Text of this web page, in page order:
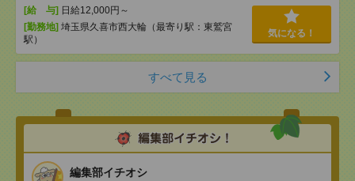
[給 与] 日給12,000円～
[勤務地] 埼玉県久喜市西大輪（最寄り駅：東鷲宮
駅）
気になる！
すべて見る
編集部イチオシ